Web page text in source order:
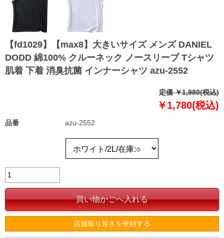
【fd1029】【max8】大きいサイズ メンズ DANIEL
DODD 綿100% クルーネック ノースリーブ Tシャツ
肌着 下着 消臭抗菌 インナーシャツ azu-2552
定価 ￥1,980(税込)
￥1,780(税込)
品番 azu-2552
店舗取り置きを依頼する